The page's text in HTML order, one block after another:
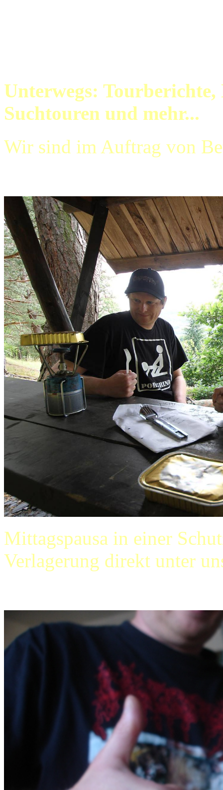
Unterwegs:
Suchtouren und mehr...
Wir sind im Auftrag von
Mittagspausa in einer
Verlagerung direkt unter